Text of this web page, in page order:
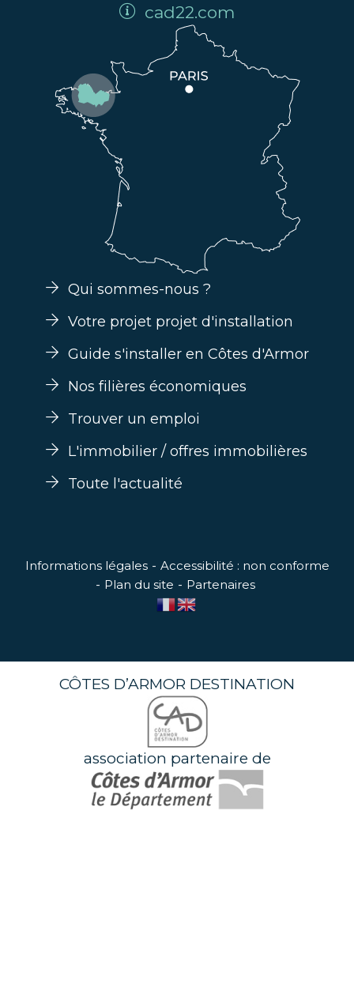
cad22.com
Qui sommes-nous ?
Votre projet projet d'installation
Guide s'installer en Côtes d'Armor
Nos filières économiques
Trouver un emploi
L'immobilier / offres immobilières
Toute l'actualité
Informations légales
Accessibilité : non conforme
Plan du site
Partenaires
CÔTES D’ARMOR DESTINATION
association partenaire de